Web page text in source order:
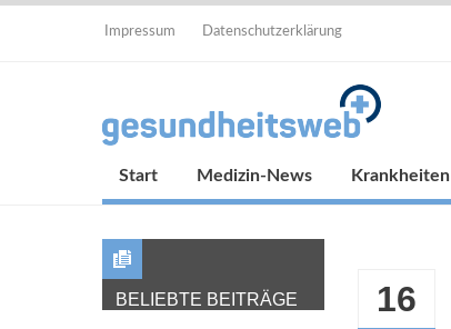
Impressum Datenschutzerklärung
Start Medizin-News Krankheiten
16
BELIEBTE BEITRÄGE